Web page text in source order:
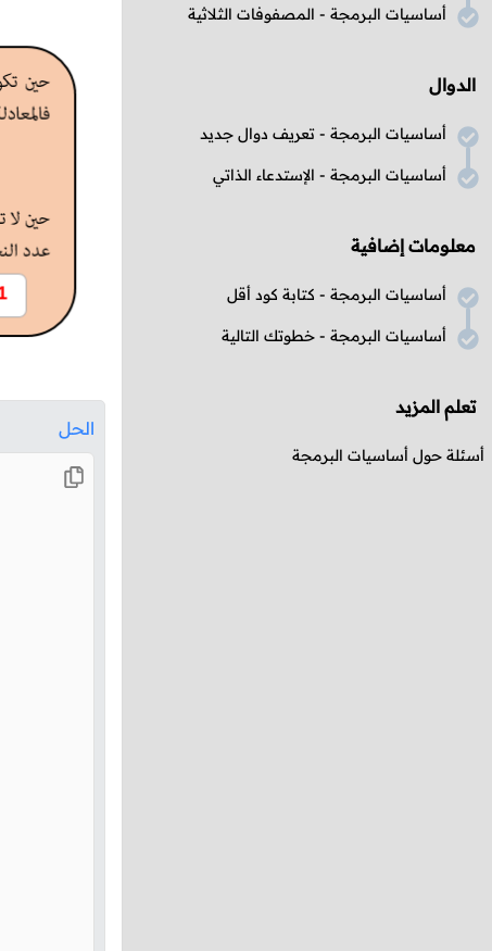
أساسيات البرمجة - المصفوفات الثلاثية
الدوال
أساسيات البرمجة - تعريف دوال جديد
أساسيات البرمجة - الإستدعاء الذاتي
معلومات إضافية
أساسيات البرمجة - كتابة كود أقل
أساسيات البرمجة - خطوتك التالية
تعلم المزيد
أسئلة حول أساسيات البرمجة
الحل